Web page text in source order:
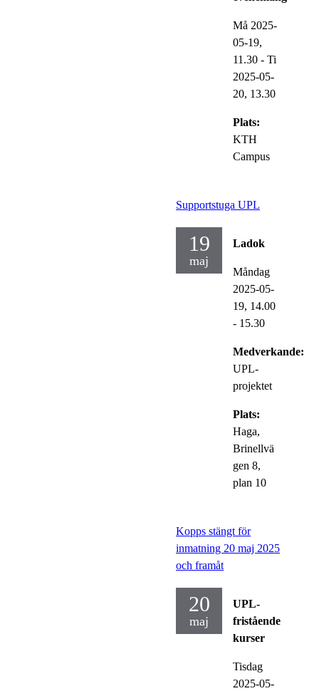
Må 2025-
05-19,
11.30 - Ti
2025-05-
20, 13.30
Plats:
KTH
Campus
Supportstuga UPL
19
maj
Ladok
Måndag
2025-05-
19, 14.00
- 15.30
Medverkande:
UPL-
projektet
Plats:
Haga,
Brinellvä
gen 8,
plan 10
Kopps stängt för
inmatning 20 maj 2025
och framåt
20
maj
UPL-
fristående
kurser
Tisdag
2025-05-